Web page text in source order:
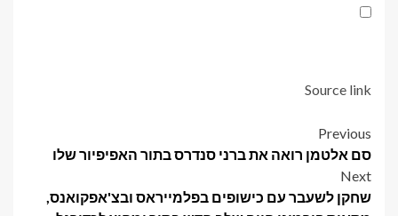
Source link
Post
navigation
Previous
סם אלטמן רואה את ברני סנדרס בתור האפיפיור שלו
Next
שחקן לשעבר עם כישופים בפלמייראס ובצ'אפקואנס,